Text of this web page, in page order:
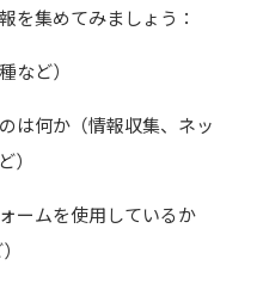
を集めてみましょう：
など）
は何か（情報収集、ネッ
）
ームを使用しているか